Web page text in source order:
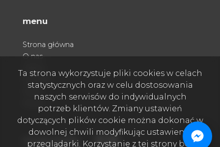
menu
Strona główna
O nas
social media Facebook
Facebook
Facebook
Ta strona wykorzystuje pliki cookies w celach
statystycznych oraz w celu dostosowania
naszych serwisów do indywidualnych
potrzeb klientów. Zmiany ustawień
dotyczących plików cookie można dokonać w
dowolnej chwili modyfikując ustawienia
przeglądarki. Korzystanie z tej strony bez